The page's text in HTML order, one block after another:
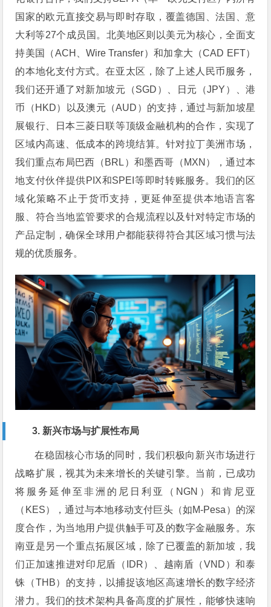
国家的欧元直接交易与即时存取，覆盖德国、法国、意
大利等27个成员国。北美地区则以美元为核心，全面支
持美国（ACH、Wire Transfer）和加拿大（CAD EFT）
的本地化支付方式。在亚太区，除了上述人民币服务，
我们还开通了对新加坡元（SGD）、日元（JPY）、港
币（HKD）以及澳元（AUD）的支持，通过与新加坡星
展银行、日本三菱日联等顶级金融机构的合作，实现了
区域内高速、低成本的跨境结算。针对拉丁美洲市场，
我们重点布局巴西（BRL）和墨西哥（MXN），通过本
地支付伙伴提供PIX和SPEI等即时转账服务。我们的区
域化策略不止于货币支持，更延伸至提供本地语言客
服、符合当地监管要求的合规流程以及针对特定市场的
产品定制，确保全球用户都能获得符合其区域习惯与法
规的优质服务。
3. 新兴市场与扩展性布局
在稳固核心市场的同时，我们积极向新兴市场进行
战略扩展，视其为未来增长的关键引擎。当前，已成功
将服务延伸至非洲的尼日利亚（NGN）和肯尼亚
（KES），通过与本地移动支付巨头（如M-Pesa）的深
度合作，为当地用户提供触手可及的数字金融服务。东
南亚是另一个重点拓展区域，除了已覆盖的新加坡，我
们正加速推进对印尼盾（IDR）、越南盾（VND）和泰
铢（THB）的支持，以捕捉该地区高速增长的数字经济
潜力。我们的技术架构具备高度的扩展性，能够快速响